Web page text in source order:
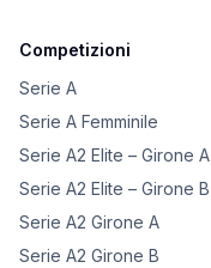
Competizioni
Serie A
Serie A Femminile
Serie A2 Elite – Girone A
Serie A2 Elite – Girone B
Serie A2 Girone A
Serie A2 Girone B